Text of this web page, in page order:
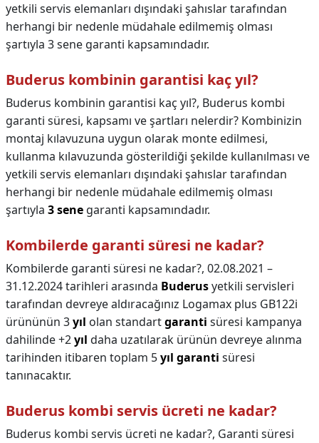
yetkili servis elemanları dışındaki şahıslar tarafından
herhangi bir nedenle müdahale edilmemiş olması
şartıyla 3 sene garanti kapsamındadır.
Buderus kombinin garantisi kaç yıl?
Buderus kombinin garantisi kaç yıl?, Buderus kombi
garanti süresi, kapsamı ve şartları nelerdir? Kombinizin
montaj kılavuzuna uygun olarak monte edilmesi,
kullanma kılavuzunda gösterildiği şekilde kullanılması ve
yetkili servis elemanları dışındaki şahıslar tarafından
herhangi bir nedenle müdahale edilmemiş olması
şartıyla 3 sene garanti kapsamındadır.
Kombilerde garanti süresi ne kadar?
Kombilerde garanti süresi ne kadar?, 02.08.2021 –
31.12.2024 tarihleri arasında Buderusyetkili servisleri
tarafından devreye aldıracağınız Logamax plus GB122i
ürününün 3yıl olan standartgaranti süresi kampanya
dahilinde +2yıl daha uzatılarak ürünün devreye alınma
tarihinden itibaren toplam 5yıl garanti süresi
tanınacaktır.
Buderus kombi servis ücreti ne kadar?
Buderus kombi servis ücreti ne kadar?, Garanti süresi